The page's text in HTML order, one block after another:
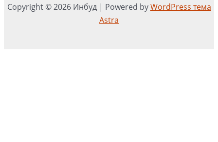
Copyright © 2026 Инбуд | Powered byWordPress тема
Astra